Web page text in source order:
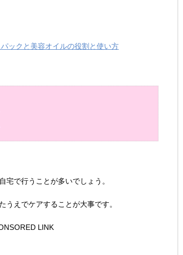
ックと美容オイルの役割と使い方
宅で行うことが多いでしょう。
うえでケアすることが大事です。
LINK